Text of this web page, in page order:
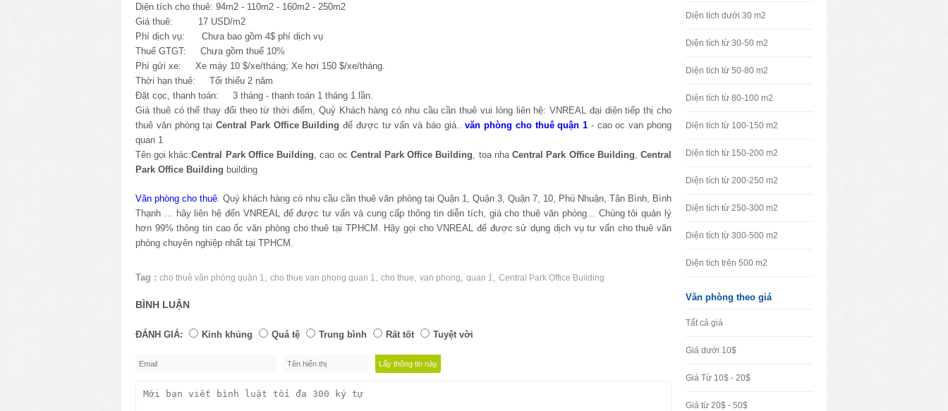
Diện tích cho thuê: 94m2 - 110m2 - 160m2 - 250m2
Giá thuê: 17 USD/m2
Phí dịch vụ: Chưa bao gồm 4$ phí dịch vụ
Thuế GTGT: Chưa gồm thuế 10%
Phí gửi xe: Xe máy 10 $/xe/tháng; Xe hơi 150 $/xe/tháng.
Thời hạn thuê: Tối thiểu 2 năm
Đặt cọc, thanh toán: 3 tháng - thanh toán 1 tháng 1 lần.
Giá thuê có thể thay đổi theo từ thời điểm, Quý Khách hàng có nhu cầu cần thuê vui lòng liên hệ: VNREAL đại diện tiếp thị cho
thuê văn phòng tạiCentral Park Office Building để được tư vấn và báo giá.. văn phòng cho thuê quận 1 - cao oc van phong
quan 1
Tên gọi khác:Central Park Office Building , cao oc Central Park Office Building , toa nhaCentral Park Office Building ,Central
Park Office Building building
Văn phòng cho thuê . Quý khách hàng có nhu cầu cần thuê văn phòng tại Quận 1, Quận 3, Quận 7, 10, Phú Nhuận, Tân Bình, Bình
Thạnh ... hãy liên hệ đến VNREAL để được tư vấn và cung cấp thông tin diễn tích, giá cho thuê văn phòng... Chúng tôi quản lý
hơn 99% thông tin cao ốc văn phòng cho thuê tại TPHCM. Hãy gọi cho VNREAL để được sử dụng dịch vụ tư vấn cho thuê văn
phòng chuyên nghiệp nhất tại TPHCM.
Tag : cho thuê văn phòng quận 1 cho thue van phong quan 1 cho thue van phong quan 1 Central Park Office Building
BÌNH LUẬN
ĐÁNH GIÁ: Kinh khủng Quá tệ Trung bình Rất tốt Tuyệt vời
Diện tích dưới 30 m2
Diện tích từ 30-50 m2
Diện tích từ 50-80 m2
Diện tích từ 80-100 m2
Diện tích từ 100-150 m2
Diện tích từ 150-200 m2
Diện tích từ 200-250 m2
Diện tích từ 250-300 m2
Diện tích từ 300-500 m2
Diện tích trên 500 m2
Văn phòng theo giá
Tất cả giá
Giá dưới 10$
Giá Từ 10$ - 20$
Giá từ 20$ - 50$